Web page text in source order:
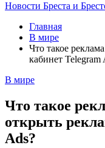
Новости Бреста и
Главная
В мире
Что такое
кабинет Telegram
В мире
Что такое
открыть
Ads?